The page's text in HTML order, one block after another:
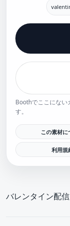
Boothでここにない
す。
この素材に
利用規
バレンタイン配